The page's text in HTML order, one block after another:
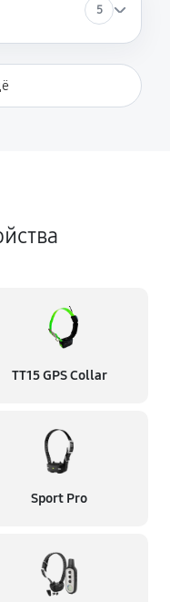
5
TT15 GPS Collar
Sport Pro